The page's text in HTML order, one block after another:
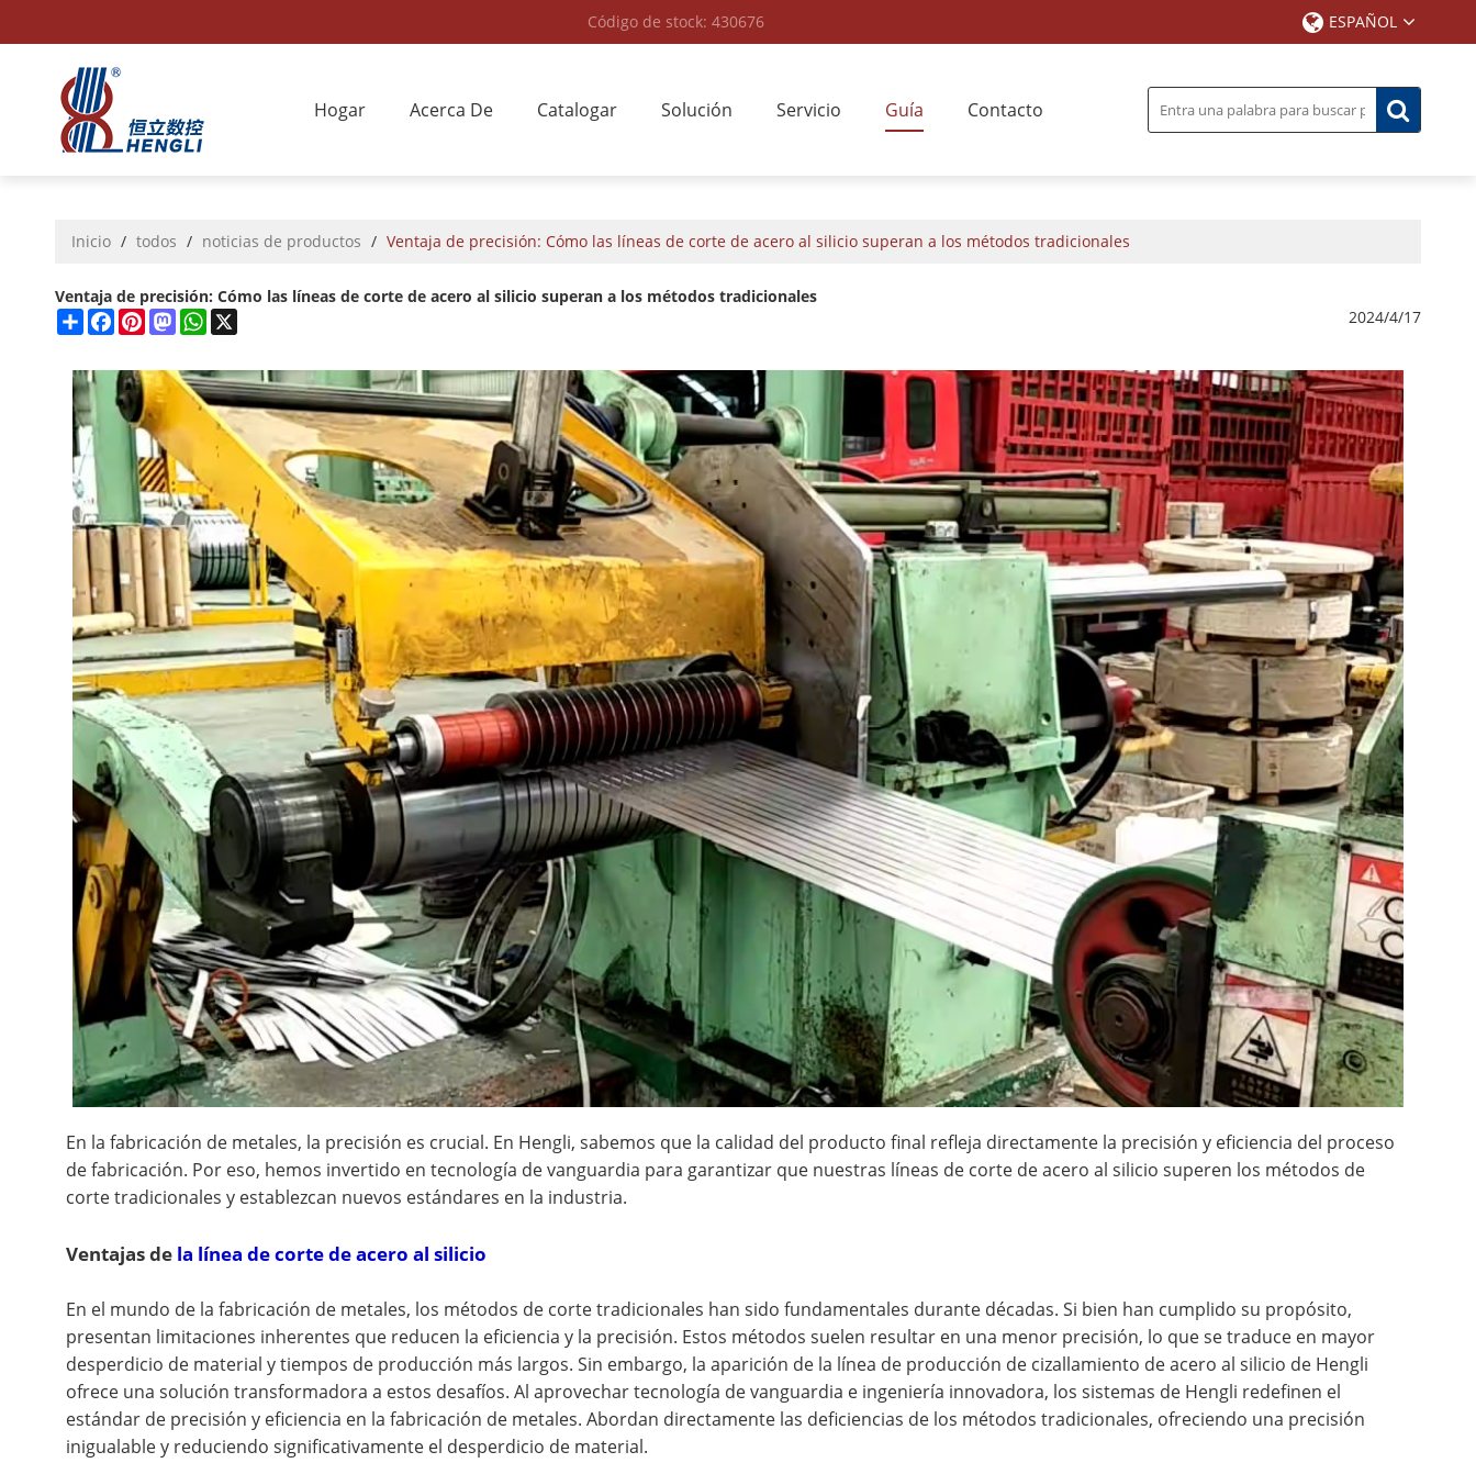
Código de stock: 430676 ESPAÑOL
Hogar Acerca De Catalogar Solución Servicio Guía Contacto
Inicio / todos / noticias de productos / Ventaja de precisión: Cómo las líneas de corte de acero al silicio superan a los métodos tradicionales
Ventaja de precisión: Cómo las líneas de corte de acero al silicio superan a los métodos tradicionales
ShareFacebook
PinterestMastodonWhatsApp 2024/4/17
En la fabricación de metales, la precisión es crucial. En Hengli, sabemos que la calidad del producto final refleja directamente la precisión y eficiencia del proceso
de fabricación. Por eso, hemos invertido en tecnología de vanguardia para garantizar que nuestras líneas de corte de acero al silicio superen los métodos de
corte tradicionales y establezcan nuevos estándares en la industria.
Ventajas de la línea de corte de acero al silicio
En el mundo de la fabricación de metales, los métodos de corte tradicionales han sido fundamentales durante décadas. Si bien han cumplido su propósito,
presentan limitaciones inherentes que reducen la eficiencia y la precisión. Estos métodos suelen resultar en una menor precisión, lo que se traduce en mayor
desperdicio de material y tiempos de producción más largos. Sin embargo, la aparición de la línea de producción de cizallamiento de acero al silicio de Hengli
ofrece una solución transformadora a estos desafíos. Al aprovechar tecnología de vanguardia e ingeniería innovadora, los sistemas de Hengli redefinen el
estándar de precisión y eficiencia en la fabricación de metales. Abordan directamente las deficiencias de los métodos tradicionales, ofreciendo una precisión
inigualable y reduciendo significativamente el desperdicio de material.